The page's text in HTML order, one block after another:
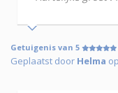
Getuigenis van 5
Geplaatst door Helma